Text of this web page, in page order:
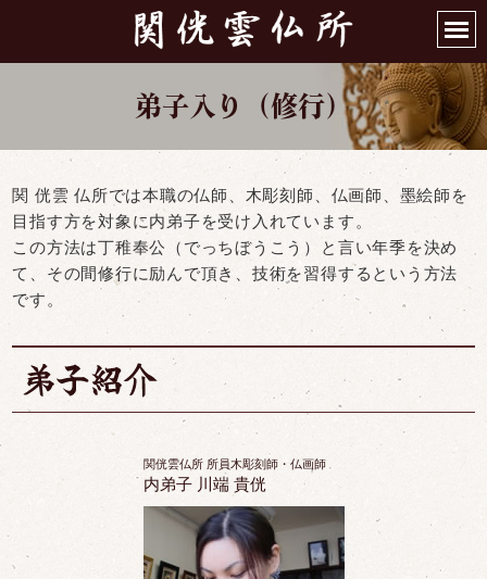
弟子入り（修行）
関 侊雲 仏所では本職の仏師、木彫刻師、仏画師、墨絵師を
目指す方を対象に内弟子を受け入れています。
この方法は丁稚奉公（でっちぼうこう）と言い年季を決め
て、その間修行に励んで頂き、技術を習得するという方法
です。
関侊雲仏所 所員木彫刻師・仏画師
内弟子 川端 貴侊